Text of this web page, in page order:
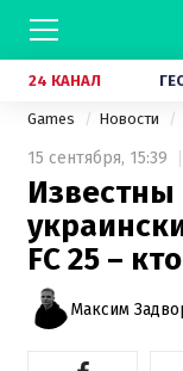
24 КАНАЛ
Games Новости
15 сентября, 15:39
Известны
FC 25 –
Максим